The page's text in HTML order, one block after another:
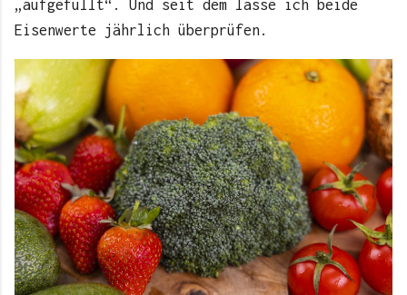
„aufgefüllt“. Und seit dem lasse ich beide
Eisenwerte jährlich überprüfen.